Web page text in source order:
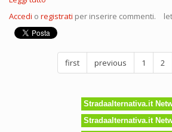
non
può
crollare,
siamo
troppo
ricchi!
Accedi o registrati per inserire commenti.
first previous 1 2
Stradaalternativa.it
Stradaalternativa.it